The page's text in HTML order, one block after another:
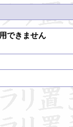
できません